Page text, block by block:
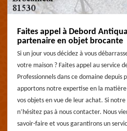
Faites appel à Debord
partenaire en objet brocante
Si un jour vous décidez à vous
votre maison ? Faites appel au service
Professionnels dans ce domaine depuis
apportons notre expertise en la
vos objets en vue de leur achat. Si
n’hésitez pas à nous contacter. Nous
savoir-faire et vous garantirons un